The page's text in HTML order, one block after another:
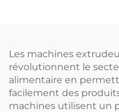
Les machines
révolutionnent le
alimentaire en
facilement des
machines utilisent un